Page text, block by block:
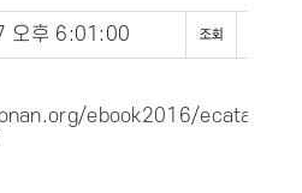
오후 6:01:00
ebook2016/